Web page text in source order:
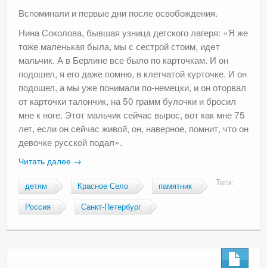
Вспоминали и первые дни после освобождения.
Нина Соколова, бывшая узница детского лагеря: «Я же
тоже маленькая была, мы с сестрой стоим, идeт
мальчик. А в Берлине все было по карточкам. И он
подошел, я его даже помню, в клетчатой курточке. И он
подошел, а мы уже понимали по-немецки, и он оторвал
от карточки талончик, на 50 грамм булочки и бросил
мне к ноге. Этот мальчик сейчас вырос, вот как мне 75
лет, если он сейчас живой, он, наверное, помнит, что он
девочке русской подал».
Читать далее →
Теги:
детям Красное Село
памятник
Россия
Санкт-Петербург